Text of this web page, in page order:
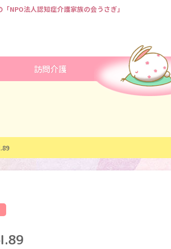
「NPO法人認知症介護家族の会うさぎ」
訪問介護